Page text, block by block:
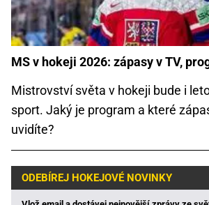
MS v hokeji 2026: zápasy v TV,
Mistrovství světa v hokeji bude i
sport. Jaký je program a které
uvidíte?
ODEBÍREJ HOKEJOVÉ NOVINKY